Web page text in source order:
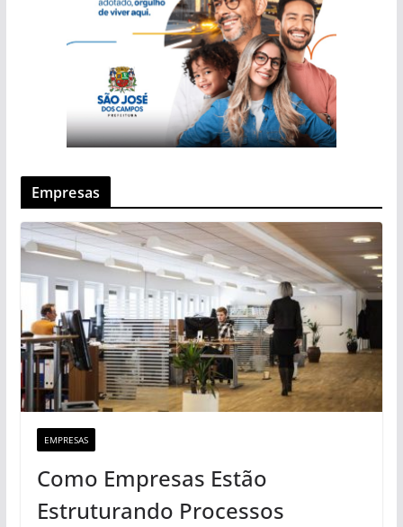
Empresas
EMPRESAS
Como Empresas Estão
Estruturando Processos